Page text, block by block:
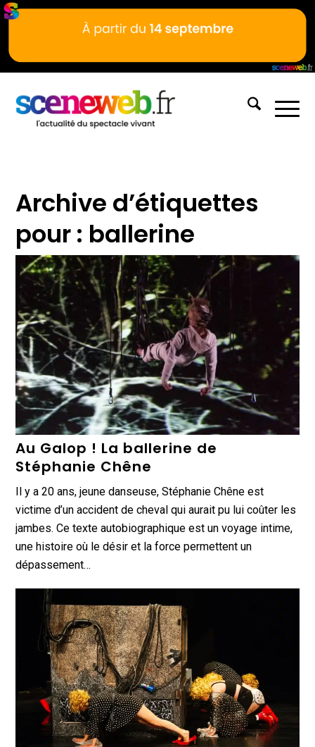
Archive d’étiquettes
pour : ballerine
Au Galop ! La ballerine de
Stéphanie Chêne
Il y a 20 ans, jeune danseuse, Stéphanie Chêne est
victime d’un accident de cheval qui aurait pu lui coûter les
jambes. Ce texte autobiographique est un voyage intime,
une histoire où le désir et la force permettent un
dépassement…